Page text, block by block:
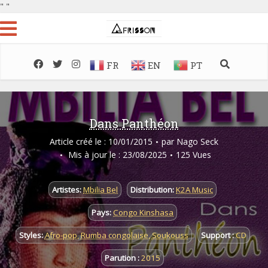
" "
FR EN PT
Dans Panthéon
Article créé le : 10/01/2015 par Nago Seck
Mis à jour le : 23/08/2025
125 Vues
Artistes:Mbilia Bel Distribution:K2A Music
Pays:Congo Kinshasa
Styles:Afro-pop,Rumba congolaise,Soukouss Support :CD
Parution :2015